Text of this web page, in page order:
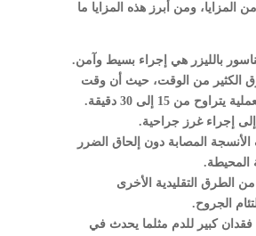
من المزايا، ومن أبرز هذه المزايا ما
بالليزر هي إجراء بسيط وآمن.
الكثير من الوقت، حيث أن وقت
يتراوح من 15 إلى 30 دقيقة.
إلى إجراء غرز جراحية.
المصابة دون إلحاق الضرر
المحيطة.
من الطرق التقليدية الأخرى
الجروح.
فقدان كبير للدم مثلما يحدث في